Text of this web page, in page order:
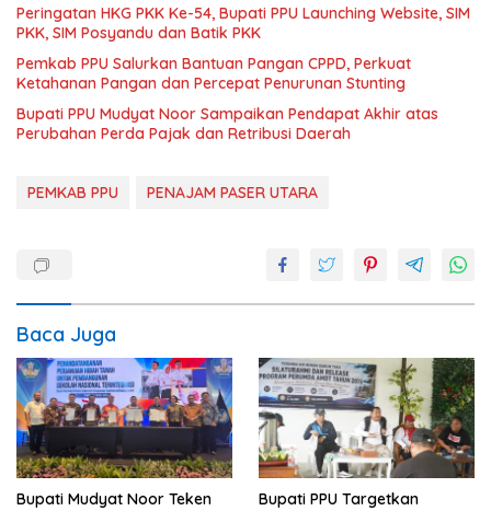
Peringatan HKG PKK Ke-54, Bupati PPU Launching Website, SIM
PKK, SIM Posyandu dan Batik PKK
Pemkab PPU Salurkan Bantuan Pangan CPPD, Perkuat
Ketahanan Pangan dan Percepat Penurunan Stunting
Bupati PPU Mudyat Noor Sampaikan Pendapat Akhir atas
Perubahan Perda Pajak dan Retribusi Daerah
PEMKAB PPU PENAJAM PASER UTARA
Baca Juga
Bupati Mudyat Noor Teken
Bupati PPU Targetkan